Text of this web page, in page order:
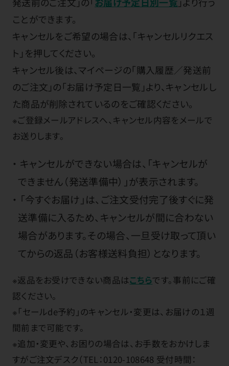
ことができます。
キャンセルをご希望の場合は、「キャンセルリクエス
ト」を押してください。
キャンセル後は、マイページの「購入履歴／発送前
のご注文」の「お届け予定日一覧」より、キャンセルし
た商品が削除されているのをご確認ください。
※ご登録メールアドレスへ、キャンセル内容をメールで
お送りします。
キャンセルができない場合は、「キャンセルが
できません（発送準備中）」が表示されます。
「今すぐお届け」は、ご注文受付完了後すぐに発
送準備に入るため、キャンセルが間に合わない
場合があります。その場合、一旦受け取って頂い
てからの返品（お客様送料負担）となります。
※返品をお受けできない商品はこちらです。事前にご確
認ください。
※「セールde予約」のキャンセル・変更は、お届けの１週
間前まで可能です。
※追加・変更や、お困りの場合は、お手数をおかけしま
すがご注文デスク（TEL：0120-108648 受付時間：